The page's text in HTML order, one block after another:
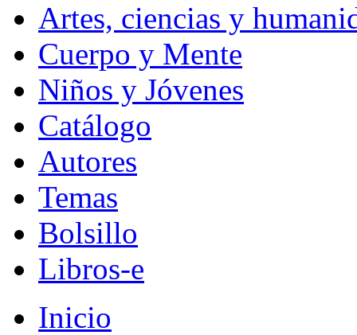
Artes, ciencias y
Cuerpo y Mente
Niños y Jóvenes
Catálogo
Autores
Temas
Bolsillo
Libros-e
Inicio